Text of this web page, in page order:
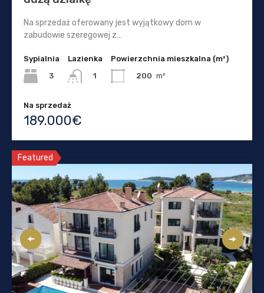
Na sprzedaż oferowany jest wyjątkowy dom w
zabudowie szeregowej z…
Sypialnia
3
Lazienka
1
Powierzchnia mieszkalna (m²)
200 m²
Na sprzedaż
189.000€
Featured